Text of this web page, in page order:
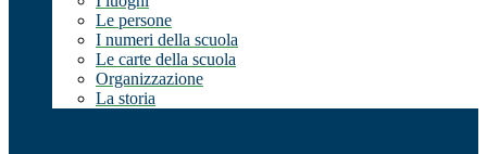
Le persone
I numeri della scuola
Le carte della scuola
Organizzazione
La storia